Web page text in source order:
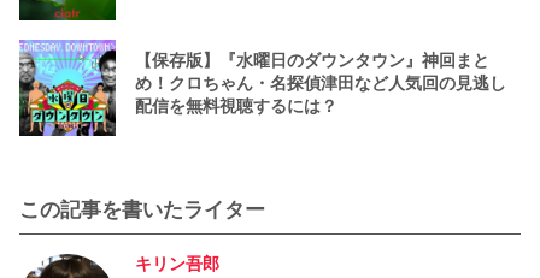
【保存版】『水曜日のダウンタウン』神回まと
め！クロちゃん・名探偵津田など人気回の見逃し
配信を無料視聴するには？
この記事を書いたライター
キリン吾郎